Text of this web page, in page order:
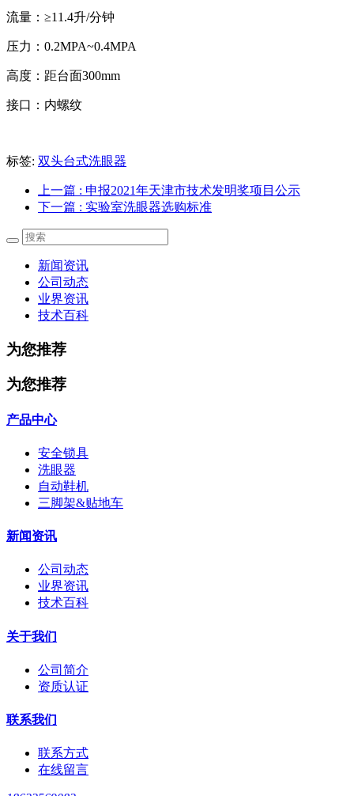
流量：≥11.4升/分钟
压力： 0.2MPA~0.4MPA
高度：距台面300mm
接口：内螺纹
标签: 双头台式洗眼器
上一篇 : 申报2021年天津市技术发明奖项目公示
下一篇 : 实验室洗眼器选购标准
新闻资讯
公司动态
业界资讯
技术百科
为您推荐
为您推荐
产品中心
安全锁具
洗眼器
自动鞋机
三脚架&贴地车
新闻资讯
公司动态
业界资讯
技术百科
关于我们
公司简介
资质认证
联系我们
联系方式
在线留言